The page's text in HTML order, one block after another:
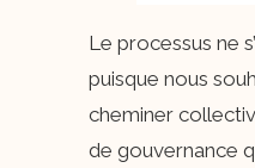
Le processus ne
puisque nous
cheminer
de gouvernance